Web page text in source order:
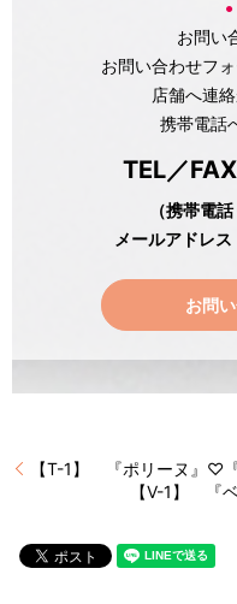
お問い
お問い合わせフ
店舗へ連
携帯電話
TEL／
（携帯電
メールアドレス
お問
【T-1】 『ポリーヌ』♡
【V-1】 『